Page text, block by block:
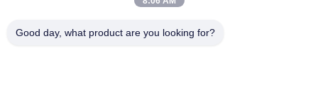
เกี่ยวกับเรา
ทัวร์โรงงาน
การควบคุมคุณภาพ
Good day, what product are you looking for?